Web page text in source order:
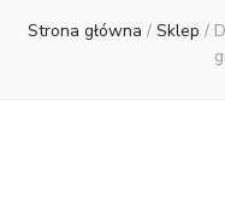
Strona główna / Sklep /